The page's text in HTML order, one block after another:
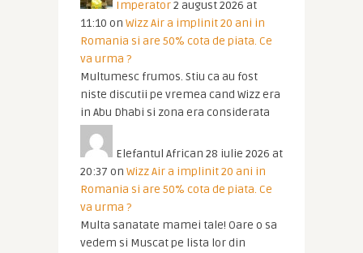
Imperator2 august 2026 at
11:10 on Wizz Air a implinit 20 ani in
Romania si are 50% cota de piata. Ce
va urma ?
Multumesc frumos. Stiu ca au fost
niste discutii pe vremea cand Wizz era
in Abu Dhabi si zona era considerata
Elefantul African 28 iulie 2026 at
20:37 on Wizz Air a implinit 20 ani in
Romania si are 50% cota de piata. Ce
va urma ?
Multa sanatate mamei tale! Oare o sa
vedem si Muscat pe lista lor din